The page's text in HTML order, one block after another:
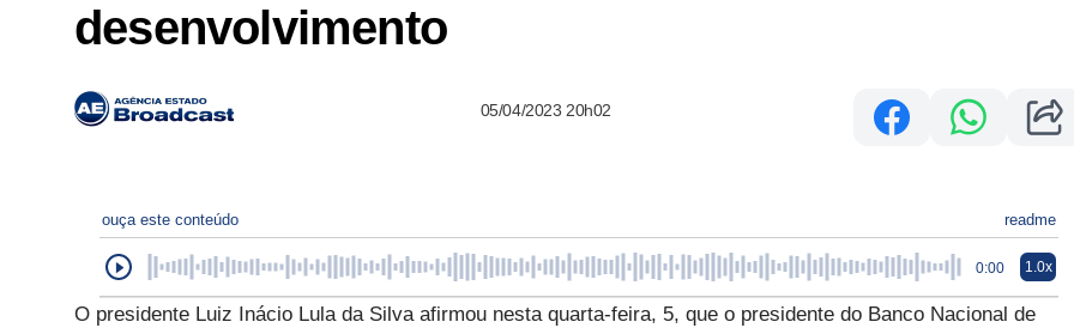
desenvolvimento
05/04/2023 20h02
ouça este conteúdo readme
0:00 1.0x
O presidente Luiz Inácio Lula da Silva afirmou nesta quarta-feira, 5, que o presidente do Banco Nacional de